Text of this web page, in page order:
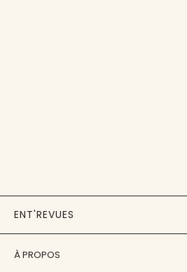
ENT'REVUES
À PROPOS